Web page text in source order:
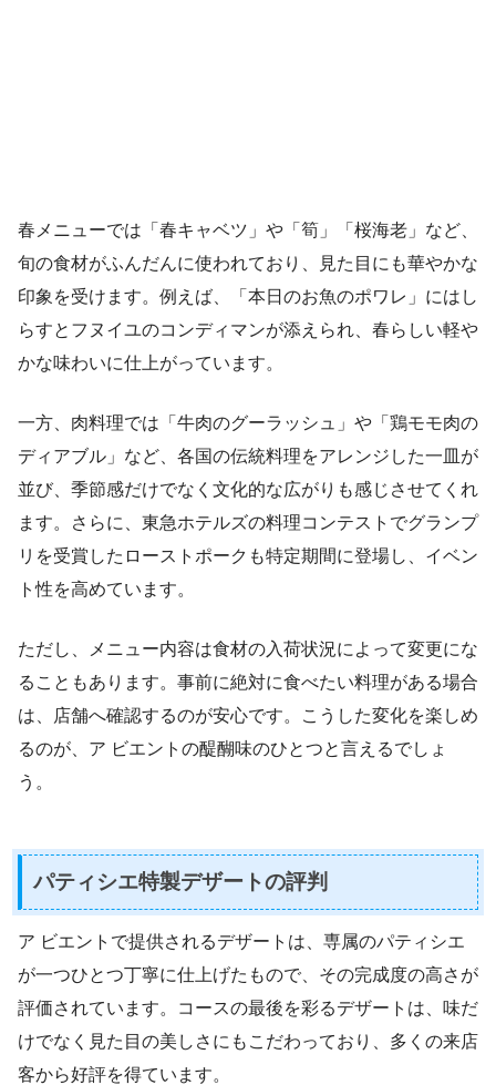
春メニューでは「春キャベツ」や「筍」「桜海老」など、
旬の食材がふんだんに使われており、見た目にも華やかな
印象を受けます。例えば、「本日のお魚のポワレ」にはし
らすとフヌイユのコンディマンが添えられ、春らしい軽や
かな味わいに仕上がっています。
一方、肉料理では「牛肉のグーラッシュ」や「鶏モモ肉の
ディアブル」など、各国の伝統料理をアレンジした一皿が
並び、季節感だけでなく文化的な広がりも感じさせてくれ
ます。さらに、東急ホテルズの料理コンテストでグランプ
リを受賞したローストポークも特定期間に登場し、イベン
ト性を高めています。
ただし、メニュー内容は食材の入荷状況によって変更にな
ることもあります。事前に絶対に食べたい料理がある場合
は、店舗へ確認するのが安心です。こうした変化を楽しめ
るのが、ア ビエントの醍醐味のひとつと言えるでしょ
う。
パティシエ特製デザートの評判
ア ビエントで提供されるデザートは、専属のパティシエ
が一つひとつ丁寧に仕上げたもので、その完成度の高さが
評価されています。コースの最後を彩るデザートは、味だ
けでなく見た目の美しさにもこだわっており、多くの来店
客から好評を得ています。